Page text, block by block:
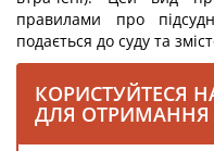
правилами про
подається до суду та
КОРИСТУЙТЕСЯ
ДЛЯ